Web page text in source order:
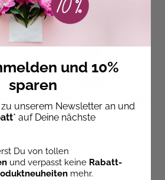
Sofort Lieferbar
und 10%
sparen
unserem Newsletter an und
* auf Deine nächste
Du von tollen
und verpasst keine Rabatt-
mehr.